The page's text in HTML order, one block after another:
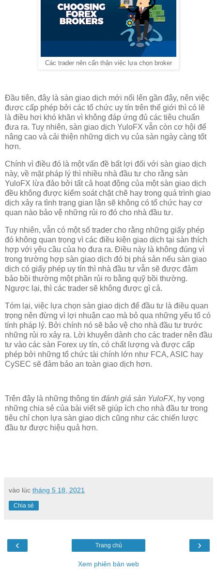
Các trader nên cẩn thận việc lựa chọn broker
Đầu tiên, đây là sàn giao dịch mới nổi lên gần đây, nên việc
được cấp phép bởi các tổ chức uy tín trên thế giới thì có lẽ
là điều hơi khó khăn vì không đáp ứng đủ các tiêu chuẩn
đưa ra. Tuy nhiên, sàn giao dịch YuloFX vẫn còn cơ hội để
nâng cao và cải thiện những dịch vụ của sàn ngày càng tốt
hơn.
Chính vì điều đó là một vấn đề bất lợi đối với sàn giao dịch
này, về mặt pháp lý thì nhiều nhà đầu tư cho rằng sàn
YuloFX lừa đảo bởi tất cả hoạt động của một sàn giao dịch
đều không được kiểm soát chặt chẽ hay trong quá trình giao
dịch xảy ra tình trạng gian lận sẽ không có tổ chức hay cơ
quan nào bảo vệ những rủi ro đó cho nhà đầu tư.
Tuy nhiên, vẫn có một số trader cho rằng những giấy phép
đó không quan trọng vì các điều kiện giao dịch tại sàn thích
hợp với yêu cầu của họ đưa ra. Điều này là không đúng vì
trong trường hợp sàn giao dịch đó bị phá sản nếu sàn giao
dịch có giấy phép uy tín thì nhà đầu tư vẫn sẽ được đảm
bảo bồi thường một phần rủi ro bằng quỹ bồi thường.
Ngược lại, thì các trader sẽ không được gì cả.
Tóm lại, việc lựa chọn sàn giao dịch để đầu tư là điều quan
trọng nên đừng vì lợi nhuận cao mà bỏ qua những yếu tố có
tính pháp lý. Bởi chính nó sẽ bảo vệ cho nhà đầu tư trước
những rủi ro xảy ra. Lời khuyên dành cho các trader nên đầu
tư vào các sàn Forex uy tín, có chất lượng và được cấp
phép bởi những tổ chức tài chính lớn như FCA, ASIC hay
CySEC sẽ đảm bảo an toàn giao dịch hơn.
Trên đây là những thông tin đánh giá sàn YuloFX, hy vọng
những chia sẻ của bài viết sẽ giúp ích cho nhà đầu tư trong
tiêu chí chọn lựa sàn giao dịch cũng như các chiến lược
đầu tư được hiệu quả hơn.
vào lúc tháng 5 18, 2021
Chia sẻ
‹ ›
Trang chủ
Xem phiên bản web